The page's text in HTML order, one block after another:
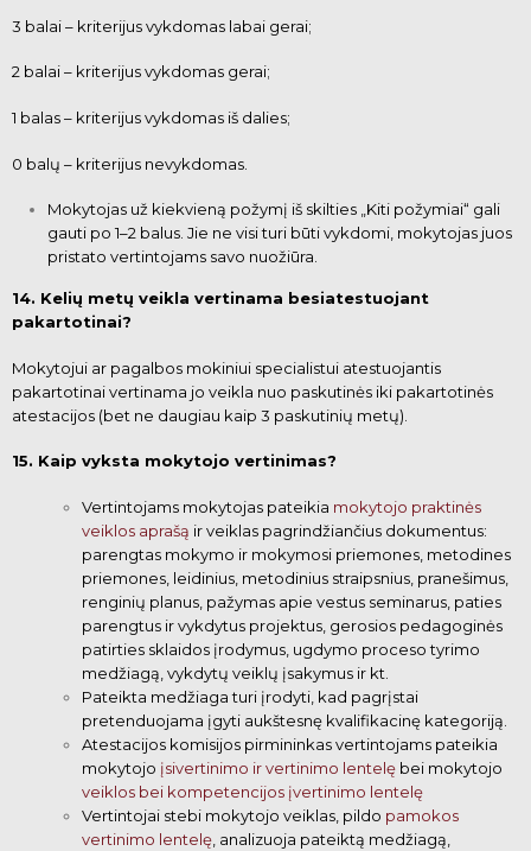
3 balai – kriterijus vykdomas labai gerai;
2 balai – kriterijus vykdomas gerai;
1 balas – kriterijus vykdomas iš dalies;
0 balų – kriterijus nevykdomas.
Mokytojas už kiekvieną požymį iš skilties „Kiti požymiai“ gali
gauti po 1–2 balus. Jie ne visi turi būti vykdomi, mokytojas juos
pristato vertintojams savo nuožiūra.
14. Kelių metų veikla vertinama besiatestuojant
pakartotinai?
Mokytojui ar pagalbos mokiniui specialistui atestuojantis
pakartotinai vertinama jo veikla nuo paskutinės iki pakartotinės
atestacijos (bet ne daugiau kaip 3 paskutinių metų).
15. Kaip vyksta mokytojo vertinimas?
Vertintojams mokytojas pateikia mokytojo praktinės
veiklos aprašą ir veiklas pagrindžiančius dokumentus:
parengtas mokymo ir mokymosi priemones, metodines
priemones, leidinius, metodinius straipsnius, pranešimus,
renginių planus, pažymas apie vestus seminarus, paties
parengtus ir vykdytus projektus, gerosios pedagoginės
patirties sklaidos įrodymus, ugdymo proceso tyrimo
medžiagą, vykdytų veiklų įsakymus ir kt.
Pateikta medžiaga turi įrodyti, kad pagrįstai
pretenduojama įgyti aukštesnę kvalifikacinę kategoriją.
Atestacijos komisijos pirmininkas vertintojams pateikia
mokytojo įsivertinimo ir vertinimo lentelę bei mokytojo
veiklos bei kompetencijos įvertinimo lentelę
Vertintojai stebi mokytojo veiklas, pildo pamokos
vertinimo lentelę analizuoja pateiktą medžiagą,